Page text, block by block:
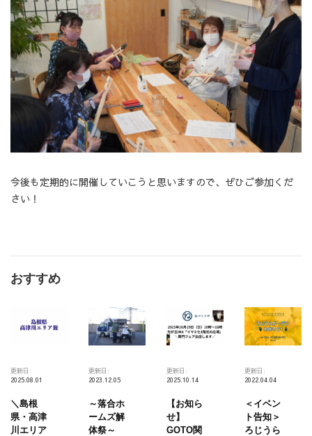
今後も定期的に開催していこうと思いますので、ぜひご参加くだ
さい！
おすすめ
更新日:
2025.08.01
＼島根
県・高津
川エリア
更新日:
2023.12.05
～落合ホ
ームズ解
体祭～
更新日:
2025.10.14
【お知ら
せ】
GOTO関
更新日:
2022.04.04
＜イベン
ト告知＞
ろじうら